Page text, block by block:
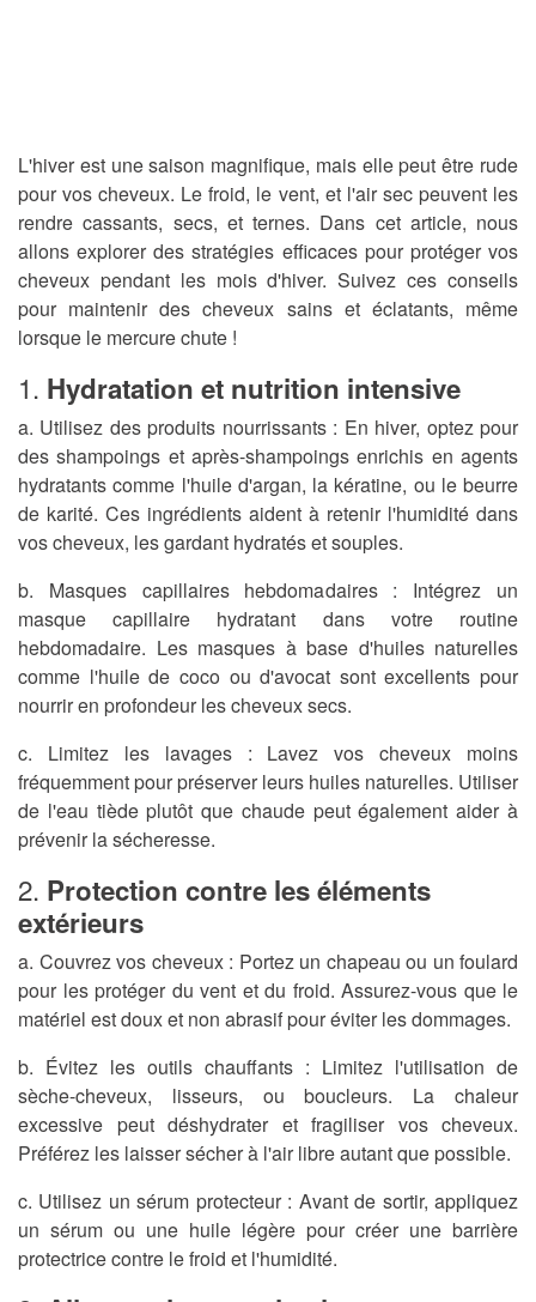
L'hiver est une saison magnifique, mais elle peut être rude
pour vos cheveux. Le froid, le vent, et l'air sec peuvent les
rendre cassants, secs, et ternes. Dans cet article, nous
allons explorer des stratégies efficaces pour protéger vos
cheveux pendant les mois d'hiver. Suivez ces conseils
pour maintenir des cheveux sains et éclatants, même
lorsque le mercure chute !
1. Hydratation et nutrition intensive
a. Utilisez des produits nourrissants : En hiver, optez pour
des shampoings et après-shampoings enrichis en agents
hydratants comme l'huile d'argan, la kératine, ou le beurre
de karité. Ces ingrédients aident à retenir l'humidité dans
vos cheveux, les gardant hydratés et souples.
b. Masques capillaires hebdomadaires : Intégrez un
masque capillaire hydratant dans votre routine
hebdomadaire. Les masques à base d'huiles naturelles
comme l'huile de coco ou d'avocat sont excellents pour
nourrir en profondeur les cheveux secs.
c. Limitez les lavages : Lavez vos cheveux moins
fréquemment pour préserver leurs huiles naturelles. Utiliser
de l'eau tiède plutôt que chaude peut également aider à
prévenir la sécheresse.
2. Protection contre les éléments
extérieurs
a. Couvrez vos cheveux : Portez un chapeau ou un foulard
pour les protéger du vent et du froid. Assurez-vous que le
matériel est doux et non abrasif pour éviter les dommages.
b. Évitez les outils chauffants : Limitez l'utilisation de
sèche-cheveux, lisseurs, ou boucleurs. La chaleur
excessive peut déshydrater et fragiliser vos cheveux.
Préférez les laisser sécher à l'air libre autant que possible.
c. Utilisez un sérum protecteur : Avant de sortir, appliquez
un sérum ou une huile légère pour créer une barrière
protectrice contre le froid et l'humidité.